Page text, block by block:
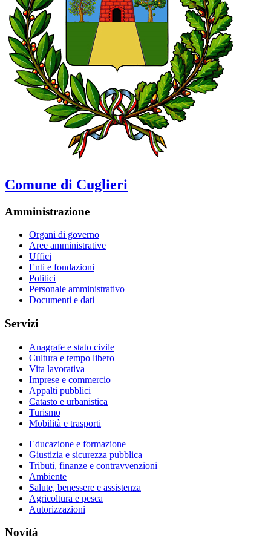
Comune di Cuglieri
Amministrazione
Organi di governo
Aree amministrative
Uffici
Enti e fondazioni
Politici
Personale amministrativo
Documenti e dati
Servizi
Anagrafe e stato civile
Cultura e tempo libero
Vita lavorativa
Imprese e commercio
Appalti pubblici
Catasto e urbanistica
Turismo
Mobilità e trasporti
Educazione e formazione
Giustizia e sicurezza pubblica
Tributi, finanze e contravvenzioni
Ambiente
Salute, benessere e assistenza
Agricoltura e pesca
Autorizzazioni
Novità